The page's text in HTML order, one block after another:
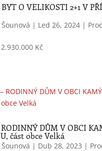
BYT O VELIKOSTI 2+1 V
| Led 26, 2024|
Kč
RODINNÝ DŮM V OBCI
část obce Velká
| Dub 28, 2023 |